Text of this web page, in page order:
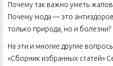
Почему так важно уметь
Почему мода — это
только природа, но и болезни?
На эти и многие другие
«Сборник избранных статей»